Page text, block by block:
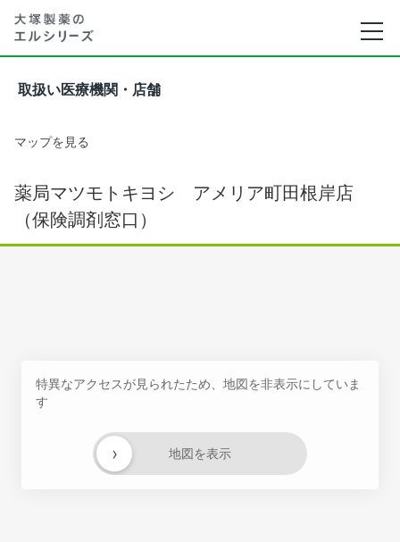
取扱い医療機関・店舗
マップを見る
薬局マツモトキヨシ アメリア町田根岸店
（保険調剤窓口）
特異なアクセスが見られたため、地図を非表示にしていま
す
地図を表示
›